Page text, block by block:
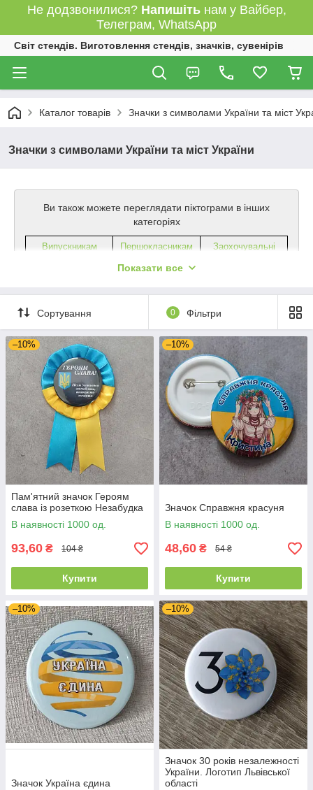
Не додзвонилися? Напишітьнам у Вайбер,
Телеграм, WhatsApp
Світ стендів. Виготовлення стендів, значків, сувенірів
Каталог товарів Значки з символами України та міст
Значки з символами України та міст України
Ви також можете переглядати піктограми в інших
категоріях
Випускникам Першокласникам
Заохочувальні
Вчителям та
символікою
З приколами
З вашою
фотографією
Весільні
Медалі
Значки зі
стрічками
Розетки
Показати все
Сортування 0 Фільтри
–10%
Пам'ятний значок Героям
слава із розеткою Незабудка
В наявності 1000 од.
93,60 ₴ 104 ₴
Купити
–10%
Значок Справжня красуня
В наявності 1000 од.
48,60 ₴ 54 ₴
Купити
–10%
Значок Україна єдина
–10%
Значок 30 років незалежності
України. Логотип Львівської
області